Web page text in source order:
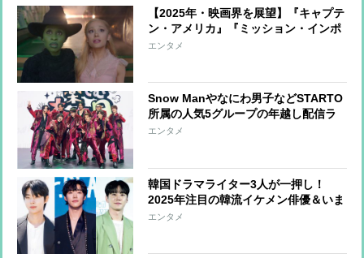
【2025年・映画界を展望】『キャプテ
ン・アメリカ』『ミッション・インポ
ッシブル』ほか有名作品の続編が目白
エンタメ
Snow Manやなにわ男子などSTARTO
所属の人気5グループの年越し配信ラ
イブの様子を特別写真でお届け！
エンタメ
韓国ドラマライター3人が一押し！
2025年注目の韓流イケメン俳優＆いま
見たいおすすめ韓流作品を紹介
エンタメ